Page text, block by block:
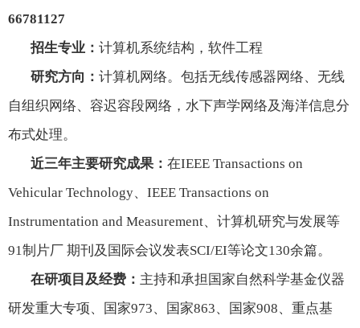
66781127
招生专业： 计算机系统结构，软件工程
研究方向： 计算机网络。包括无线传感器网络、无线
自组织网络、容迟容段网络，水下声学网络及海洋信息分
布式处理。
近三年主要研究成果： 在IEEE Transactions on
Vehicular Technology、 IEEE Transactions on
Instrumentation and Measurement、计算机研究与发展等
91制片厂 期刊及国际会议发表SCI/EI等论文130余篇。
在研项目及经费： 主持和承担国家自然科学基金仪器
研发重大专项、国家973、国家863、国家908、重点基